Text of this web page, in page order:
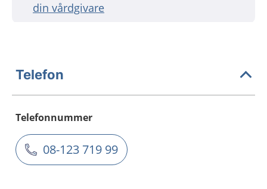
din vårdgivare
Telefon
Telefonnummer
08-123 719 99